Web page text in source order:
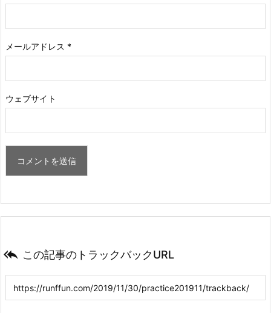
メールアドレス *
ウェブサイト
 この記事のトラックバックURL